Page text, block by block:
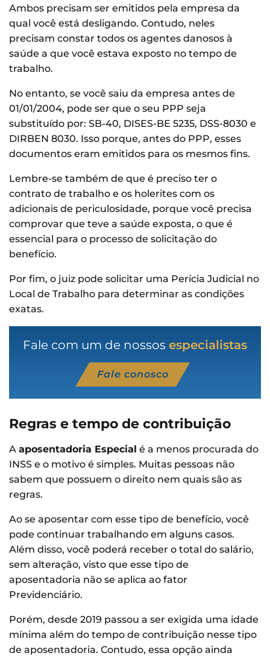
Ambos precisam ser emitidos pela empresa da
qual você está desligando. Contudo, neles
precisam constar todos os agentes danosos à
saúde a que você estava exposto no tempo de
trabalho.
No entanto, se você saiu da empresa antes de
01/01/2004, pode ser que o seu PPP seja
substituído por: SB-40, DISES-BE 5235, DSS-8030 e
DIRBEN 8030. Isso porque, antes do PPP, esses
documentos eram emitidos para os mesmos fins.
Lembre-se também de que é preciso ter o
contrato de trabalho e os holerites com os
adicionais de periculosidade, porque você precisa
comprovar que teve a saúde exposta, o que é
essencial para o processo de solicitação do
benefício.
Por fim, o juiz pode solicitar uma Perícia Judicial no
Local de Trabalho para determinar as condições
exatas.
Fale com um de nossos especialistas
Fale conosco
Regras e tempo de contribuição
A aposentadoria Especial é a menos procurada do
INSS e o motivo é simples. Muitas pessoas não
sabem que possuem o direito nem quais são as
regras.
Ao se aposentar com esse tipo de benefício, você
pode continuar trabalhando em alguns casos.
Além disso, você poderá receber o total do salário,
sem alteração, visto que esse tipo de
aposentadoria não se aplica ao fator
Previdenciário.
Porém, desde 2019 passou a ser exigida uma idade
mínima além do tempo de contribuição nesse tipo
de aposentadoria. Contudo, essa opção ainda